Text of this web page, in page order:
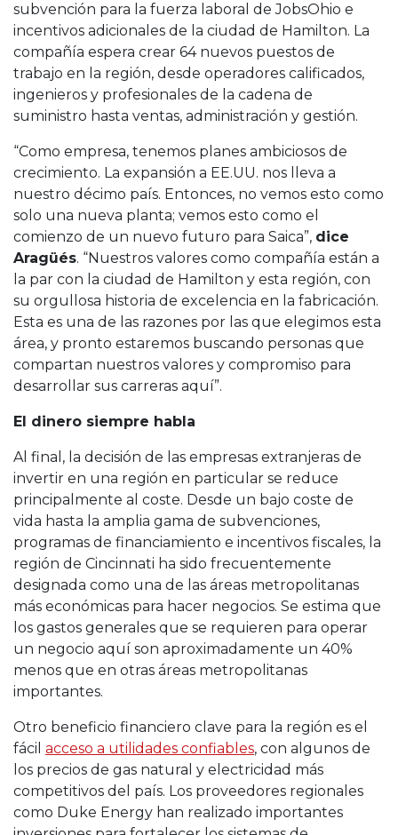
subvención para la fuerza laboral de JobsOhio e
incentivos adicionales de la ciudad de Hamilton. La
compañía espera crear 64 nuevos puestos de
trabajo en la región, desde operadores calificados,
ingenieros y profesionales de la cadena de
suministro hasta ventas, administración y gestión.
“Como empresa, tenemos planes ambiciosos de
crecimiento. La expansión a EE.UU. nos lleva a
nuestro décimo país. Entonces, no vemos esto como
solo una nueva planta; vemos esto como el
comienzo de un nuevo futuro para Saica”, dice
Aragüés. “Nuestros valores como compañía están a
la par con la ciudad de Hamilton y esta región, con
su orgullosa historia de excelencia en la fabricación.
Esta es una de las razones por las que elegimos esta
área, y pronto estaremos buscando personas que
compartan nuestros valores y compromiso para
desarrollar sus carreras aquí”.
El dinero siempre habla
Al final, la decisión de las empresas extranjeras de
invertir en una región en particular se reduce
principalmente al coste. Desde un bajo coste de
vida hasta la amplia gama de subvenciones,
programas de financiamiento e incentivos fiscales, la
región de Cincinnati ha sido frecuentemente
designada como una de las áreas metropolitanas
más económicas para hacer negocios. Se estima que
los gastos generales que se requieren para operar
un negocio aquí son aproximadamente un 40%
menos que en otras áreas metropolitanas
importantes.
Otro beneficio financiero clave para la región es el
fácil acceso a utilidades confiables, con algunos de
los precios de gas natural y electricidad más
competitivos del país. Los proveedores regionales
como Duke Energy han realizado importantes